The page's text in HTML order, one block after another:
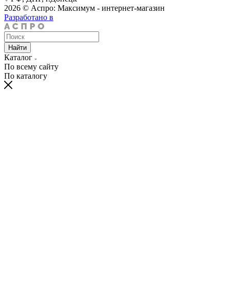
2026 © Аспро: Максимум - интернет-магазин
Разработано в
Найти
Каталог
По всему сайту
По каталогу